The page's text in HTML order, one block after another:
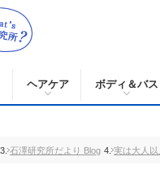
ヘアケア ボディ＆バス
石澤研究所だより Blog 実は大人